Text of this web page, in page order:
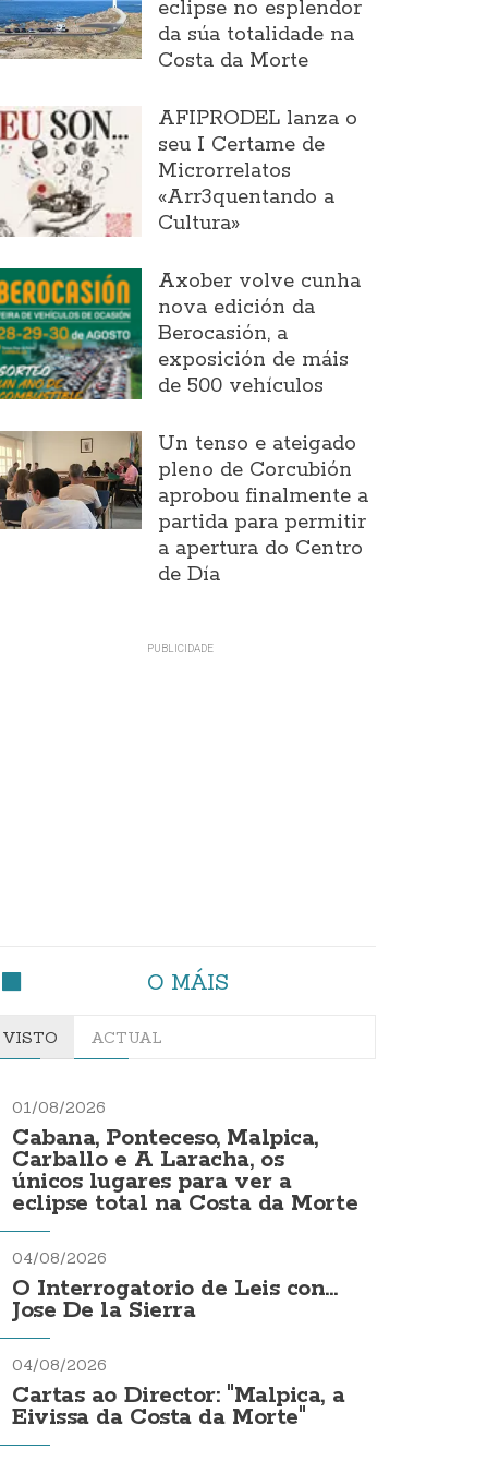
eclipse no esplendor
da súa totalidade na
Costa da Morte
AFIPRODEL lanza o
seu I Certame de
Microrrelatos
«Arr3quentando a
Cultura»
Axober volve cunha
nova edición da
Berocasión, a
exposición de máis
de 500 vehículos
Un tenso e ateigado
pleno de Corcubión
aprobou finalmente a
partida para permitir
a apertura do Centro
de Día
O MÁIS
VISTO ACTUAL
01/08/2026
Cabana, Ponteceso, Malpica,
Carballo e A Laracha, os
únicos lugares para ver a
eclipse total na Costa da Morte
04/08/2026
O Interrogatorio de Leis con...
Jose De la Sierra
04/08/2026
Cartas ao Director: "Malpica, a
Eivissa da Costa da Morte"